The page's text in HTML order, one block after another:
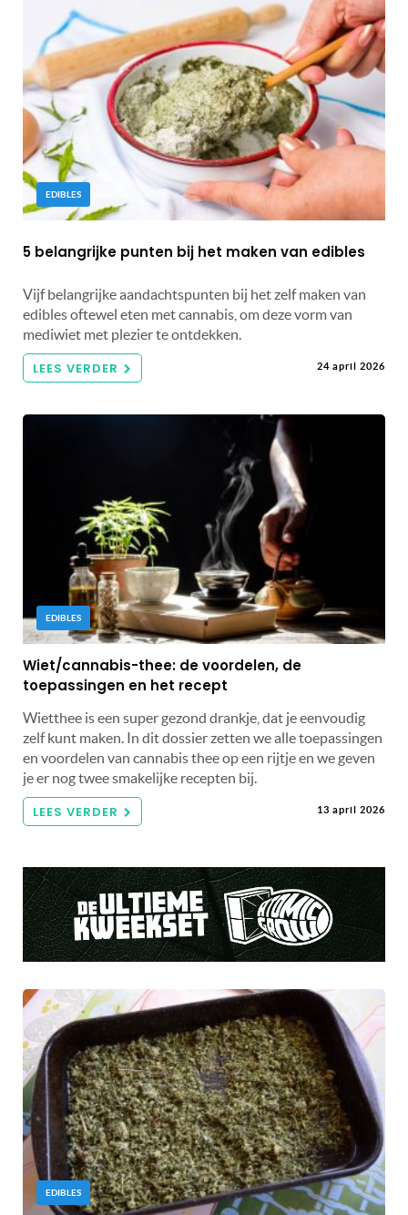
EDIBLES
5 belangrijke punten bij het maken van edibles
Vijf belangrijke aandachtspunten bij het zelf maken van
edibles oftewel eten met cannabis, om deze vorm van
mediwiet met plezier te ontdekken.
LEES VERDER 24 april 2026
EDIBLES
Wiet/cannabis-thee: de voordelen, de
toepassingen en het recept
Wietthee is een super gezond drankje, dat je eenvoudig
zelf kunt maken. In dit dossier zetten we alle toepassingen
en voordelen van cannabis thee op een rijtje en we geven
je er nog twee smakelijke recepten bij.
LEES VERDER 13 april 2026
EDIBLES